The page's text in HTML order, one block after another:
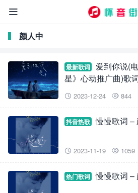

颜人中
最新歌词
爱到你说(
星》心动推广曲)歌
 2023-12-24  844
抖音热歌 慢慢歌词 –
 2023-11-19  1059
热门歌词 慢慢歌词 –